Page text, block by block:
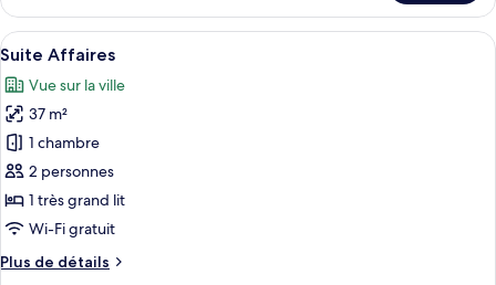
lits
jumeaux,
2
lits
une
place
le
type
de
Chambre
Affaires
avec
lits
jumeaux,
2
lits
une
Afficher
toutes
les
photos
pour
ce
type
de
chambre :
Suite
Suite Affaires | Mini-bar avec
5
Suite Affaires
Vue sur la ville
37 m²
1 chambre
2 personnes
1 très grand lit
Wi-Fi gratuit
Plus de détails
Plus